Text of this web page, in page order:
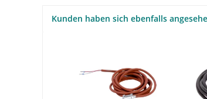
Kunden haben sich ebenfalls